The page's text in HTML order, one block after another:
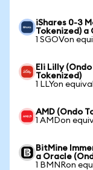
iShares 0-3
Tokenized) a
1 SGOVon
Eli Lilly
Tokenized)
1 LLYon
AMD (Ondo
1 AMDon
BitMine
a Oracle
1 BMNRon